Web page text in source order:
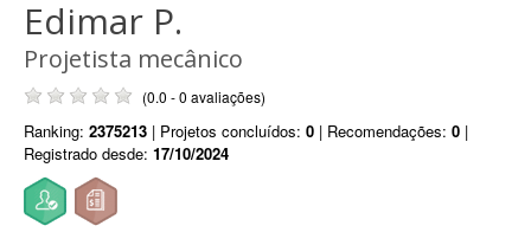
Edimar P.
Projetista mecânico
(0.0 - 0 avaliações)
Ranking: 2375213 | Projetos concluídos: 0 | Recomendações: 0 |
Registrado desde: 17/10/2024